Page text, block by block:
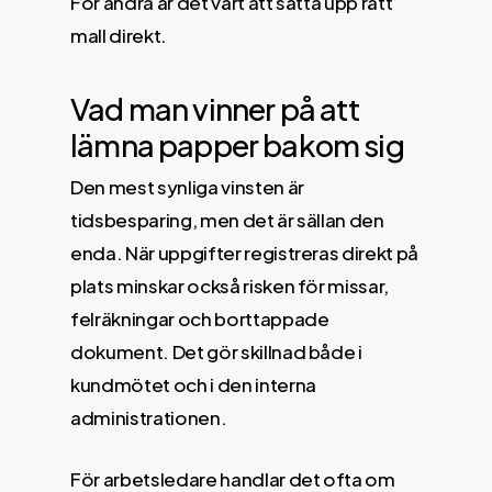
mall direkt.
Vad man vinner på att
lämna papper bakom sig
Den mest synliga vinsten är
tidsbesparing, men det är sällan den
enda. När uppgifter registreras direkt på
plats minskar också risken för missar,
felräkningar och borttappade
dokument. Det gör skillnad både i
kundmötet och i den interna
administrationen.
För arbetsledare handlar det ofta om